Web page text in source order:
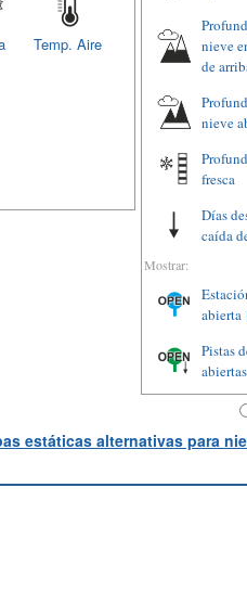
Temp. Aire
nieve
de
nieve
fresca
Días
caída
Mostrar:
abierta
Pistas
abiertas
estáticas alternativas para